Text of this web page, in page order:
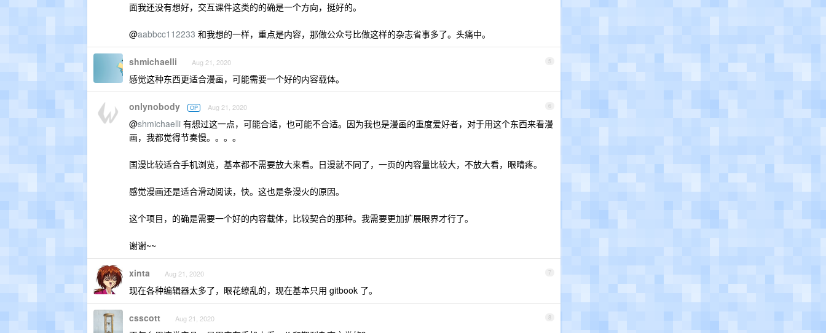
面我还没有想好，交互课件这类的的确是一个方向，挺好的。
@aabbcc112233 和我想的一样，重点是内容，那做公众号比做这样的杂志省事多了。头痛中。
5
shmichaelli Aug 21, 2020
感觉这种东西更适合漫画，可能需要一个好的内容载体。
6
onlynobody OP Aug 21, 2020
@shmichaelli 有想过这一点，可能合适，也可能不合适。因为我也是漫画的重度爱好者，对于用这个东西来看漫
画，我都觉得节奏慢。。。。
国漫比较适合手机浏览，基本都不需要放大来看。日漫就不同了，一页的内容量比较大，不放大看，眼睛疼。
感觉漫画还是适合滑动阅读，快。这也是条漫火的原因。
这个项目，的确是需要一个好的内容载体，比较契合的那种。我需要更加扩展眼界才行了。
谢谢~~
7
xinta Aug 21, 2020
现在各种编辑器太多了，眼花缭乱的，现在基本只用 gitbook 了。
8
csscott Aug 21, 2020